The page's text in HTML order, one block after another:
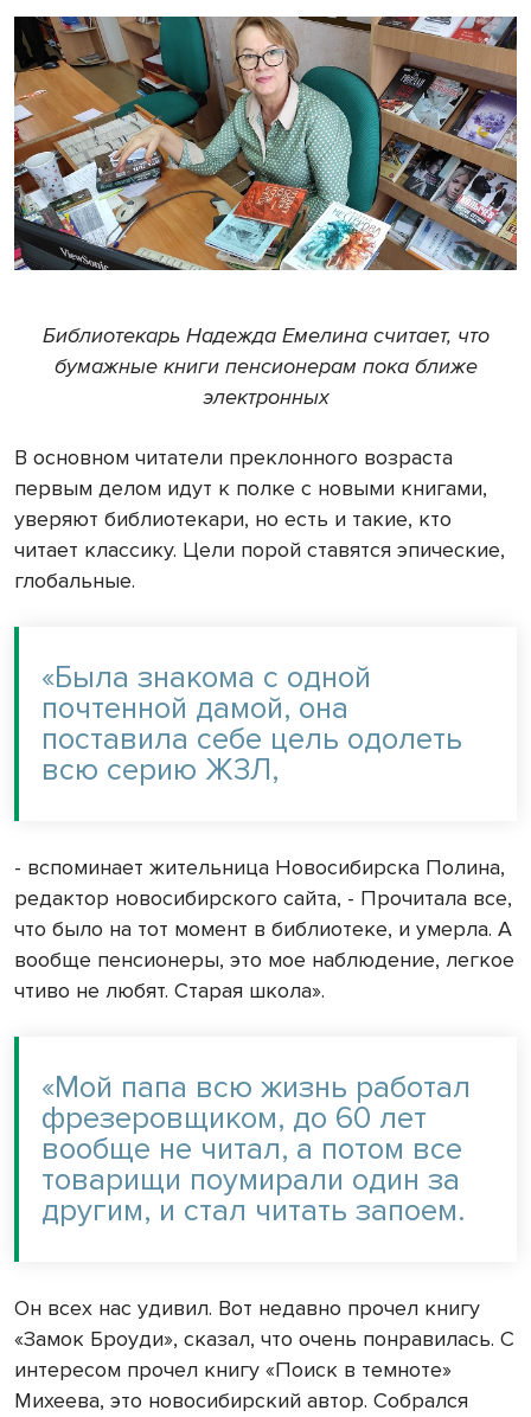
Библиотекарь Надежда Емелина считает, что
бумажные книги пенсионерам пока ближе
электронных
В основном читатели преклонного возраста
первым делом идут к полке с новыми книгами,
уверяют библиотекари, но есть и такие, кто
читает классику. Цели порой ставятся эпические,
глобальные.
«Была знакома с одной
почтенной дамой, она
поставила себе цель одолеть
всю серию ЖЗЛ,
- вспоминает жительница Новосибирска Полина,
редактор новосибирского сайта, - Прочитала все,
что было на тот момент в библиотеке, и умерла. А
вообще пенсионеры, это мое наблюдение, легкое
чтиво не любят. Старая школа».
«Мой папа всю жизнь работал
фрезеровщиком, до 60 лет
вообще не читал, а потом все
товарищи поумирали один за
другим, и стал читать запоем.
Он всех нас удивил. Вот недавно прочел книгу
«Замок Броуди», сказал, что очень понравилась. С
интересом прочел книгу «Поиск в темноте»
Михеева, это новосибирский автор. Собрался